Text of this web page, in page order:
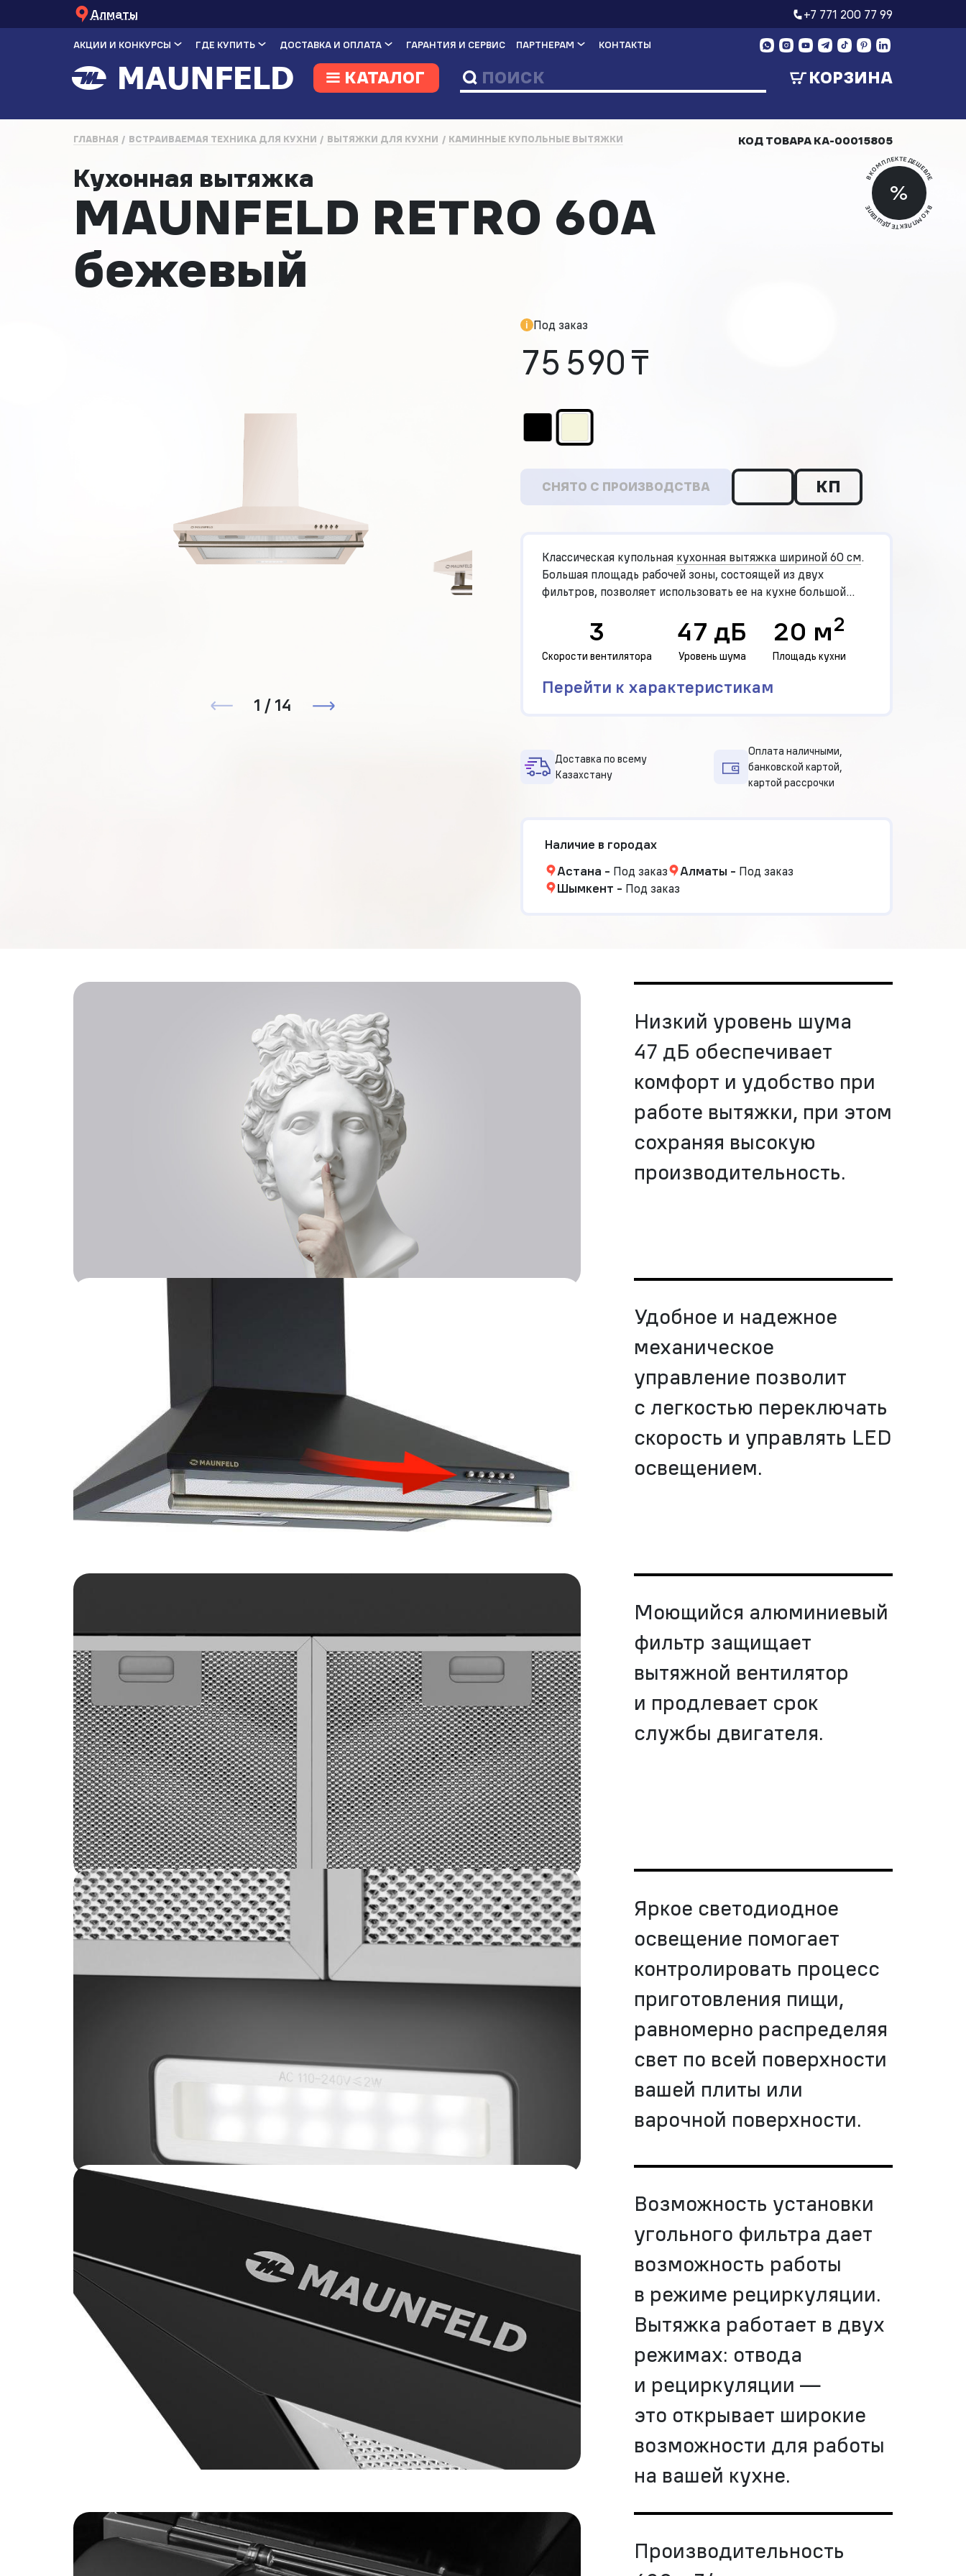
Алматы +7 771 200 77 99
АКЦИИ И КОНКУРСЫ ГДЕ КУПИТЬ ДОСТАВКА И ОПЛАТА ГАРАНТИЯ И СЕРВИС ПАРТНЕРАМ КОНТАКТЫ
КАТАЛОГ КОРЗИНА
%
В КОМПЛЕКТЕ ДЕШЕВЛЕ
В КОМПЛЕКТЕ ДЕШЕВЛЕ
ГЛАВНАЯ ВСТРАИВАЕМАЯ ТЕХНИКА ДЛЯ КУХНИ ВЫТЯЖКИ ДЛЯ КУХНИ КАМИННЫЕ КУПОЛЬНЫЕ ВЫТЯЖКИ КОД ТОВАРА КА-00015805
Кухонная вытяжка
MAUNFELD RETRO 60A
бежевый
1 / 14
Под заказ
75 590 ₸
СНЯТО С ПРОИЗВОДСТВА КП
Классическая купольная кухонная вытяжка шириной 60 см.
Большая площадь рабочей зоны, состоящей из двух
фильтров, позволяет использовать ее на кухне большой
3
Скорости вентилятора
47 дБ
Уровень шума
20 м2
Площадь кухни
Перейти к характеристикам
Доставка по всему
Казахстану
Оплата наличными,
банковской картой,
картой рассрочки
Наличие в городах
Астана - Под заказ Алматы - Под заказ
Шымкент - Под заказ
Низкий уровень шума
47 дБ обеспечивает
комфорт и удобство при
работе вытяжки, при этом
сохраняя высокую
производительность.
Удобное и надежное
механическое
управление позволит
с легкостью переключать
скорость и управлять LED
освещением.
Моющийся алюминиевый
фильтр защищает
вытяжной вентилятор
и продлевает срок
службы двигателя.
Яркое светодиодное
освещение помогает
контролировать процесс
приготовления пищи,
равномерно распределяя
свет по всей поверхности
вашей плиты или
варочной поверхности.
Возможность установки
угольного фильтра дает
возможность работы
в режиме рециркуляции.
Вытяжка работает в двух
режимах: отвода
и рециркуляции —
это открывает широкие
возможности для работы
на вашей кухне.
Производительность